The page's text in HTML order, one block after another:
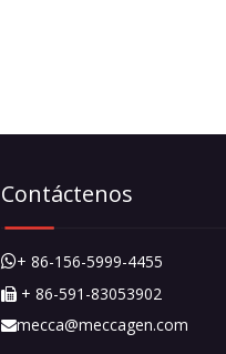
Contáctenos
+ 86-156-5999-4455
 + 86-591-83053902
mecca@meccagen.com